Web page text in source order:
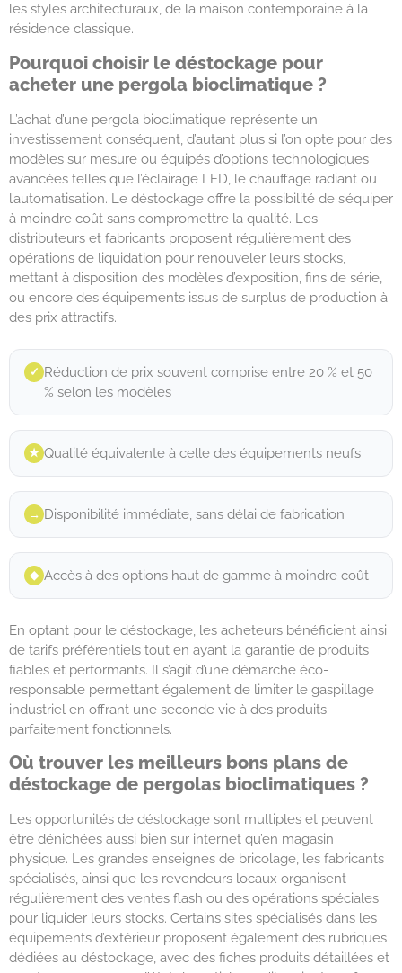
les styles architecturaux, de la maison contemporaine à la
résidence classique.
Pourquoi choisir le déstockage pour
acheter une pergola bioclimatique ?
L’achat d’une pergola bioclimatique représente un
investissement conséquent, d’autant plus si l’on opte pour des
modèles sur mesure ou équipés d’options technologiques
avancées telles que l’éclairage LED, le chauffage radiant ou
l’automatisation. Le déstockage offre la possibilité de s’équiper
à moindre coût sans compromettre la qualité. Les
distributeurs et fabricants proposent régulièrement des
opérations de liquidation pour renouveler leurs stocks,
mettant à disposition des modèles d’exposition, fins de série,
ou encore des équipements issus de surplus de production à
des prix attractifs.
✓︎ Réduction de prix souvent comprise entre 20 % et 50
% selon les modèles
★︎ Qualité équivalente à celle des équipements neufs
→︎ Disponibilité immédiate, sans délai de fabrication
◆︎ Accès à des options haut de gamme à moindre coût
En optant pour le déstockage, les acheteurs bénéficient ainsi
de tarifs préférentiels tout en ayant la garantie de produits
fiables et performants. Il s’agit d’une démarche éco-
responsable permettant également de limiter le gaspillage
industriel en offrant une seconde vie à des produits
parfaitement fonctionnels.
Où trouver les meilleurs bons plans de
déstockage de pergolas bioclimatiques ?
Les opportunités de déstockage sont multiples et peuvent
être dénichées aussi bien sur internet qu’en magasin
physique. Les grandes enseignes de bricolage, les fabricants
spécialisés, ainsi que les revendeurs locaux organisent
régulièrement des ventes flash ou des opérations spéciales
pour liquider leurs stocks. Certains sites spécialisés dans les
équipements d’extérieur proposent également des rubriques
dédiées au déstockage, avec des fiches produits détaillées et